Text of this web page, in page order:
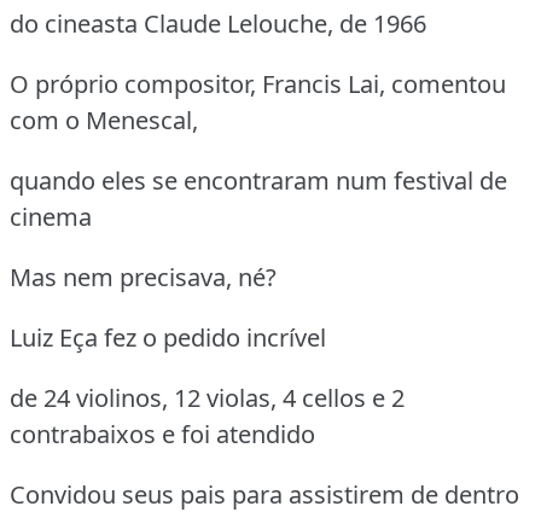
do cineasta Claude Lelouche, de 1966
O próprio compositor, Francis Lai, comentou
com o Menescal,
quando eles se encontraram num festival de
cinema
Mas nem precisava, né?
Luiz Eça fez o pedido incrível
de 24 violinos, 12 violas, 4 cellos e 2
contrabaixos e foi atendido
Convidou seus pais para assistirem de dentro